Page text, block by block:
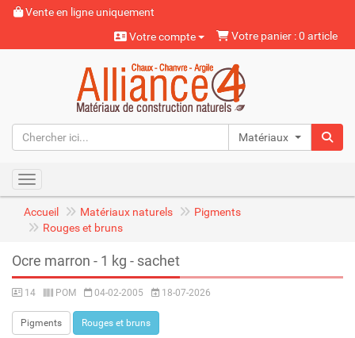
Vente en ligne uniquement
Votre compte
Votre panier : 0 article
Matériaux naturels
Toggle navigation
Accueil Matériaux naturels
Pigments
Rouges et bruns
Ocre marron - 1 kg - sachet
14 POM 04-02-2005 18-07-2026
Pigments Rouges et bruns